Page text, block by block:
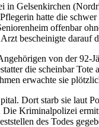
in Gelsenkirchen
hatte die
offenbar
bescheinigte darauf
von der 92-
die scheinbar Tote
erwachte sie
Dort starb sie laut
Die Kriminalpolizei
des Todes